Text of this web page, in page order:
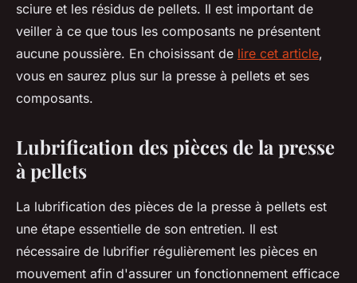
sciure et les résidus de pellets. Il est important de
veiller à ce que tous les composants ne présentent
aucune poussière. En choisissant de lire cet article,
vous en saurez plus sur la presse à pellets et ses
composants.
Lubrification des pièces de la presse
à pellets
La lubrification des pièces de la presse à pellets est
une étape essentielle de son entretien. Il est
nécessaire de lubrifier régulièrement les pièces en
mouvement afin d'assurer un fonctionnement efficace